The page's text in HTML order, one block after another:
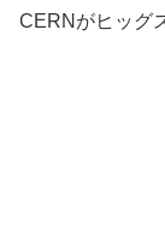
CERNがヒッグ